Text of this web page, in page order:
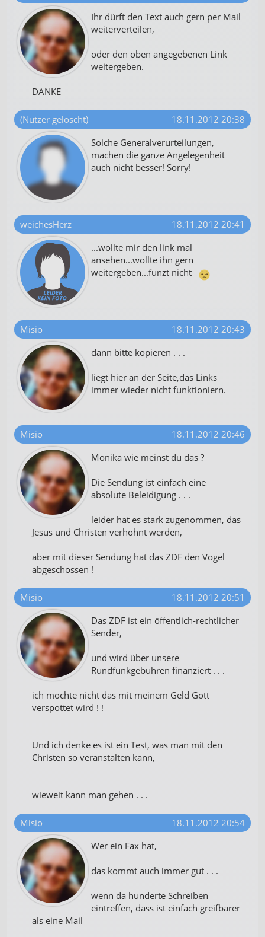
Ihr dürft den Text auch gern per Mail
weiterverteilen,
oder den oben angegebenen Link
weitergeben.
DANKE
(Nutzer gelöscht)
18.11.2012 20:38
Solche Generalverurteilungen,
machen die ganze Angelegenheit
auch nicht besser! Sorry!
weichesHerz
18.11.2012 20:41
...wollte mir den link mal
ansehen...wollte ihn gern
weitergeben...funzt nicht
Misio
18.11.2012 20:43
dann bitte kopieren . . .
liegt hier an der Seite,das Links
immer wieder nicht funktioniern.
Misio
18.11.2012 20:46
Monika wie meinst du das ?
Die Sendung ist einfach eine
absolute Beleidigung . . .
leider hat es stark zugenommen, das
Jesus und Christen verhöhnt werden,
aber mit dieser Sendung hat das ZDF den Vogel
abgeschossen !
Misio
18.11.2012 20:51
Das ZDF ist ein öffentlich-rechtlicher
Sender,
und wird über unsere
Rundfunkgebühren finanziert . . .
ich möchte nicht das mit meinem Geld Gott
verspottet wird ! !
Und ich denke es ist ein Test, was man mit den
Christen so veranstalten kann,
wieweit kann man gehen . . .
Misio
18.11.2012 20:54
Wer ein Fax hat,
das kommt auch immer gut . . .
wenn da hunderte Schreiben
eintreffen, dass ist einfach greifbarer
als eine Mail